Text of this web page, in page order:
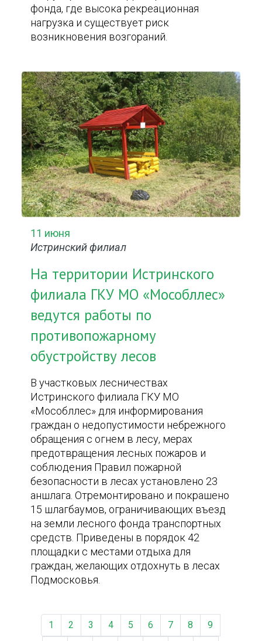
фонда, где высока рекреационная
нагрузка и существует риск
возникновения возгораний.
11 июня
Истринский филиал
На территории Истринского
филиала ГКУ МО «Мособллес»
ведутся работы по
противопожарному
обустройству лесов
В участковых лесничествах
Истринского филиала ГКУ МО
«Мособллес» для информирования
граждан о недопустимости небрежного
обращения с огнем в лесу, мерах
предотвращения лесных пожаров и
соблюдения Правил пожарной
безопасности в лесах установлено 23
аншлага. Отремонтировано и покрашено
15 шлагбаумов, ограничивающих въезд
на земли лесного фонда транспортных
средств. Приведены в порядок 42
площадки с местами отдыха для
граждан, желающих отдохнуть в лесах
Подмосковья.
1 2 3 4 5 6 7 8
9